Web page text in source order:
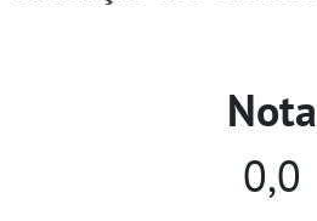
Nota
0,0